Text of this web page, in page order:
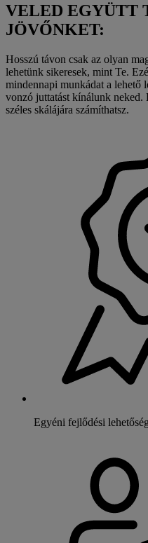
VELED EGYÜTT
JÖVŐNKET:
Hosszú távon csak az olyan
lehetünk sikeresek, mint Te.
mindennapi munkádat a lehető
vonzó juttatást kínálunk
széles skálájára számíthatsz.
Egyéni fejlődési